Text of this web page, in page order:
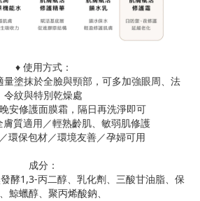
♦︎ 使用方式：
塗抹於全臉與頸部，可多加強眼周、法
令紋與特別乾燥處
安修護面膜霜，隔日再洗淨即可
膚質適用／輕熟齡肌、敏弱肌修護
環保包材／環境友善／孕婦可用
成分：
酵1,3-丙二醇、乳化劑、三酸甘油脂、保
鯨蠟醇、聚丙烯酸鈉、